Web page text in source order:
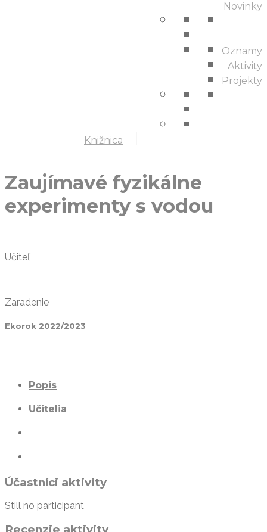
Knižnica
Novinky
Oznamy
Aktivity
Projekty
Zaujímavé fyzikálne
experimenty s vodou
Učiteľ
Zaradenie
Ekorok 2022/2023
Popis
Učitelia
Účastníci aktivity
Still no participant